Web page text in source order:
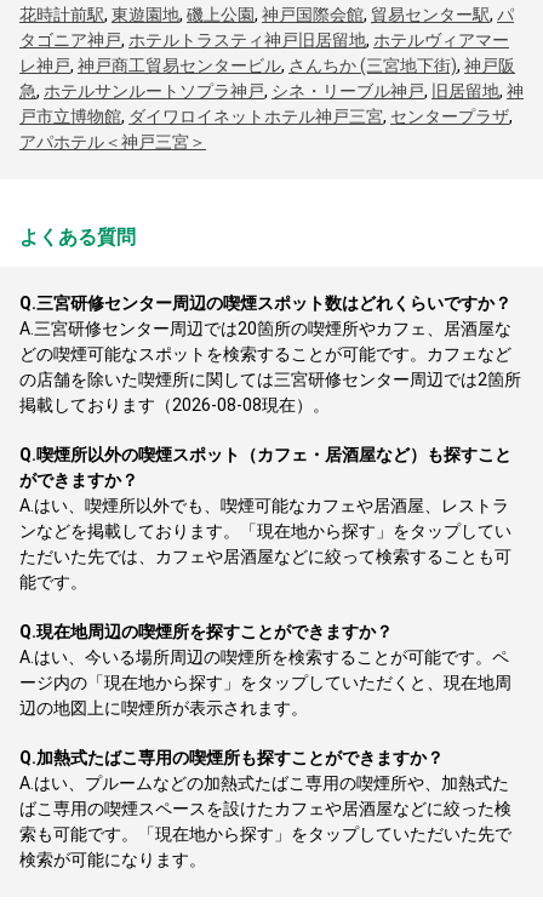
花時計前駅, 東遊園地, 磯上公園, 神戸国際会館, 貿易センター駅, パ
タゴニア神戸, ホテルトラスティ神戸旧居留地, ホテルヴィアマー
レ神戸, 神戸商工貿易センタービル, さんちか (三宮地下街), 神戸阪
急, ホテルサンルートソプラ神戸, シネ・リーブル神戸, 旧居留地, 神
戸市立博物館, ダイワロイネットホテル神戸三宮, センタープラザ,
アパホテル＜神戸三宮＞
よくある質問
Q.三宮研修センター周辺の喫煙スポット数はどれくらいですか？
A. 三宮研修センター周辺では20箇所の喫煙所やカフェ、居酒屋な
どの喫煙可能なスポットを検索することが可能です。カフェなど
の店舗を除いた喫煙所に関しては三宮研修センター周辺では2箇所
掲載しております（2026-08-08現在）。
Q.喫煙所以外の喫煙スポット（カフェ・居酒屋など）も探すこと
ができますか？
A. はい、喫煙所以外でも、喫煙可能なカフェや居酒屋、レストラ
ンなどを掲載しております。「現在地から探す」をタップしてい
ただいた先では、カフェや居酒屋などに絞って検索することも可
能です。
Q.現在地周辺の喫煙所を探すことができますか？
A. はい、今いる場所周辺の喫煙所を検索することが可能です。ペ
ージ内の「現在地から探す」をタップしていただくと、現在地周
辺の地図上に喫煙所が表示されます。
Q.加熱式たばこ専用の喫煙所も探すことができますか？
A. はい、プルームなどの加熱式たばこ専用の喫煙所や、加熱式た
ばこ専用の喫煙スペースを設けたカフェや居酒屋などに絞った検
索も可能です。「現在地から探す」をタップしていただいた先で
検索が可能になります。